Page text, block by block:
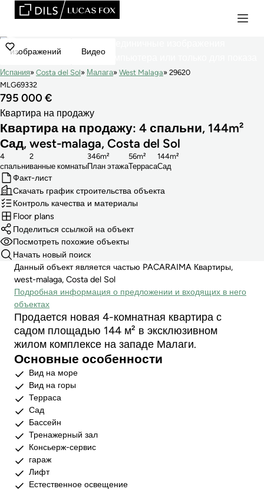
изображений Видео
Испания Costa del Sol Малага West Malaga
29620
MLG69332
795 000 €
Квартира на продажу
Квартира на продажу: 4 спальни, 144m²
Сад, west-malaga, Costa del Sol
cпальни
4
ванные комнаты
2
План этажа
346m²
Терраса
56m²
Сад
144m²
Факт-лист
Скачать график строительства объекта
Контроль качества и материалы
Floor plans
Поделиться ссылкой на объект
Посмотреть похожие объекты
Начать новый поиск
Данный объект является частью PACARAIMA Квартиры,
west-malaga, Costa del Sol
Подробная информация о предложении и входящих в него
объектах
Продается новая 4-комнатная квартира с
садом площадью 144 м² в эксклюзивном
жилом комплексе на западе Малаги.
Основные особенности
Вид на море
Вид на горы
Терраса
Сад
Бассейн
Тренажерный зал
Консьерж-сервис
гараж
Лифт
Естественное освещение